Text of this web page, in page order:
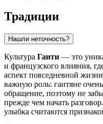
Традиции
Нашли неточность?
Культура Гаити — это
и французского влияния,
аспект повседневной
важную роль: гаитяне
обращение, поэтому не
прежде чем начать
улыбка считаются